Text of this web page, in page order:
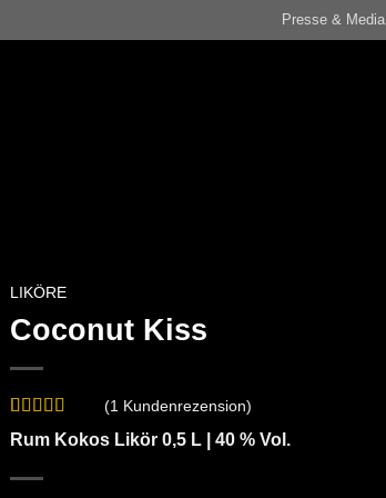
Presse & Media
LIKÖRE
Coconut Kiss
Bewertet
mit5.00von
auf
1
(1 Kundenrezension)
Rum Kokos Likör 0,5 L | 40 % Vol.